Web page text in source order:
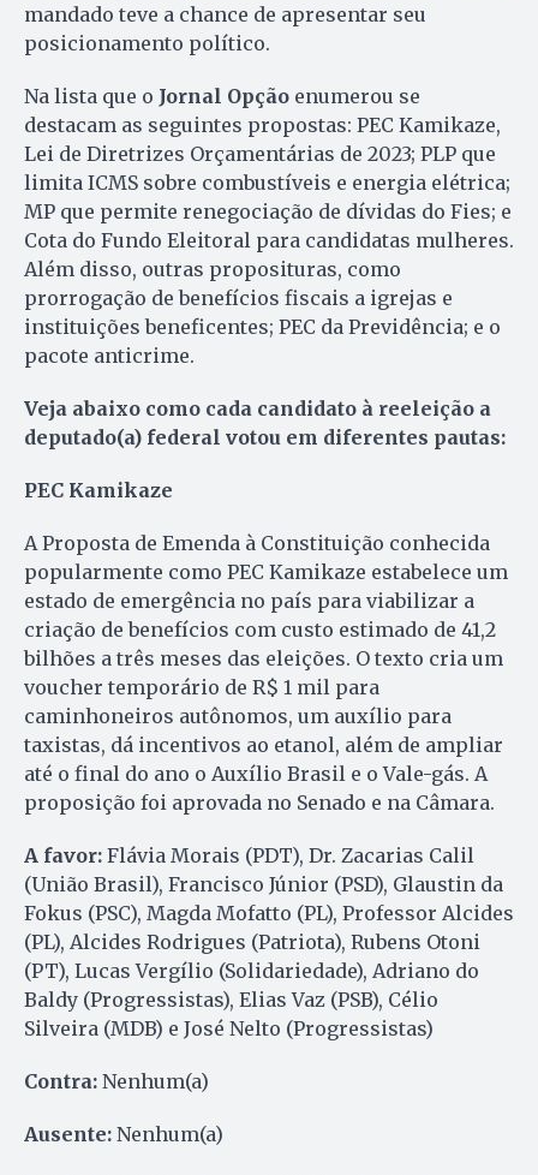
mandado teve a chance de apresentar seu
posicionamento político.
Na lista que o Jornal Opção enumerou se
destacam as seguintes propostas: PEC Kamikaze,
Lei de Diretrizes Orçamentárias de 2023; PLP que
limita ICMS sobre combustíveis e energia elétrica;
MP que permite renegociação de dívidas do Fies; e
Cota do Fundo Eleitoral para candidatas mulheres.
Além disso, outras proposituras, como
prorrogação de benefícios fiscais a igrejas e
instituições beneficentes; PEC da Previdência; e o
pacote anticrime.
Veja abaixo como cada candidato à reeleição a
deputado(a) federal votou em diferentes pautas:
PEC Kamikaze
A Proposta de Emenda à Constituição conhecida
popularmente como PEC Kamikaze estabelece um
estado de emergência no país para viabilizar a
criação de benefícios com custo estimado de 41,2
bilhões a três meses das eleições. O texto cria um
voucher temporário de R$ 1 mil para
caminhoneiros autônomos, um auxílio para
taxistas, dá incentivos ao etanol, além de ampliar
até o final do ano o Auxílio Brasil e o Vale-gás. A
proposição foi aprovada no Senado e na Câmara.
A favor: Flávia Morais (PDT), Dr. Zacarias Calil
(União Brasil), Francisco Júnior (PSD), Glaustin da
Fokus (PSC), Magda Mofatto (PL), Professor Alcides
(PL), Alcides Rodrigues (Patriota), Rubens Otoni
(PT), Lucas Vergílio (Solidariedade), Adriano do
Baldy (Progressistas), Elias Vaz (PSB), Célio
Silveira (MDB) e José Nelto (Progressistas)
Contra: Nenhum(a)
Ausente: Nenhum(a)